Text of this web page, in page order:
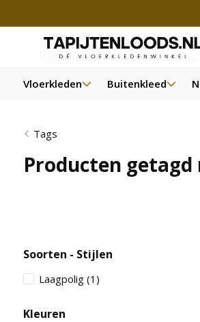
Vloerkleden Buitenkleed
Tags
Producten
Soorten - Stijlen
Laagpolig (1)
Kleuren